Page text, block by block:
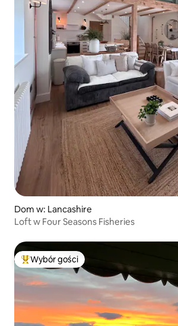
Dom w: Lancashire
Loft w Four Seasons Fisheries
Najpopularniejsze z kategorii Wybór gości
Wybór gości